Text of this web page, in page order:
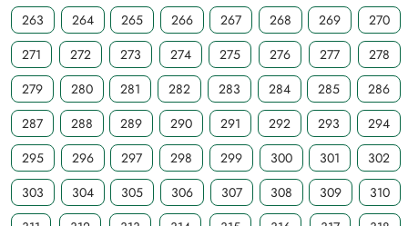
263
264 265 266 267 268 269
270
271
272 273 274 275 276 277
278
279
280 281 282 283 284 285
286
287
288 289 290 291 292 293
294
295
296 297 298 299 300 301
302
303
304 305 306 307 308 309
310